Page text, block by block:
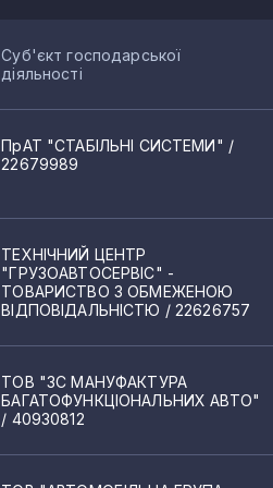
Суб'єкт господарської
діяльності
ПрАТ "СТАБІЛЬНІ СИСТЕМИ" /
22679989
ТЕХНІЧНИЙ ЦЕНТР
"ГРУЗОАВТОСЕРВІС" -
ТОВАРИСТВО З ОБМЕЖЕНОЮ
ВІДПОВІДАЛЬНІСТЮ / 22626757
ТОВ "3С МАНУФАКТУРА
БАГАТОФУНКЦІОНАЛЬНИХ АВТО"
/ 40930812